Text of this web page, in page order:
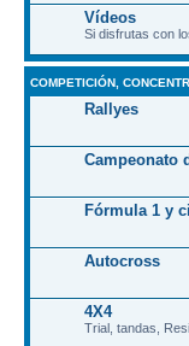
Vídeos
Si disfrutas con
COMPETICIÓN,
Rallyes
Campeonato
Fórmula 1 y
Autocross
4X4
Trial, tandas,